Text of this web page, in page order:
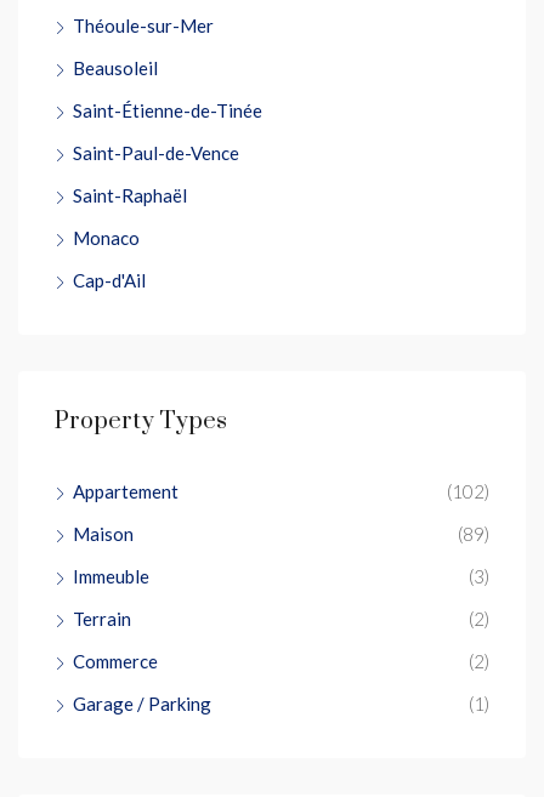
Théoule-sur-Mer
Beausoleil
Saint-Étienne-de-Tinée
Saint-Paul-de-Vence
Saint-Raphaël
Monaco
Cap-d'Ail
Property Types
Appartement
(102)
Maison
(89)
Immeuble
(3)
Terrain
(2)
Commerce
(2)
Garage / Parking
(1)